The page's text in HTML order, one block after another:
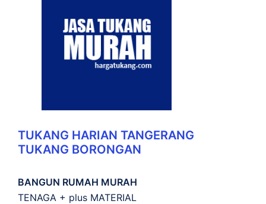
TUKANG HARIAN TANGERANG
TUKANG BORONGAN
BANGUN RUMAH MURAH
TENAGA + plus MATERIAL